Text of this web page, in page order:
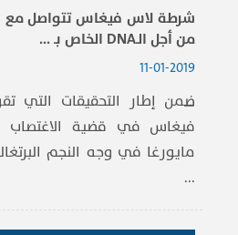
شرطة لاس فيغاس تتواصل مع
من أجل الـDNA الخاص بـ ...
11-01-2019
ضمن إطار التحقيقات التي
فيغاس في قضية الاغتصاب
مايورغا​ في وجه النجم
...